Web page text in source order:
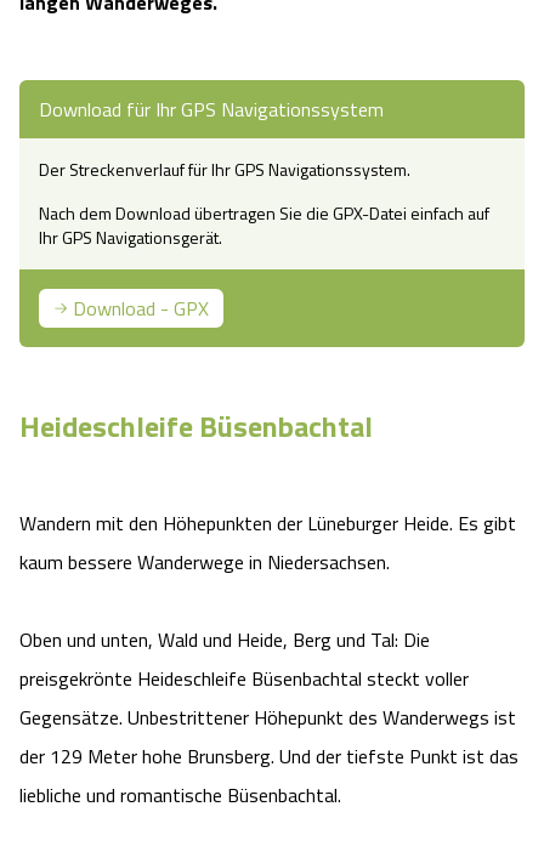
Urlaub auf dem Bauernhof
Urlaub mit Hund
Videos
Shop
Angebote
Kontakt
Kutschen
Regionale Küche
HeideSpezialitäten
Naturhotels
Urlaub mit Hund
Landschaftsführungen
Veranstaltungen
Wildpark Schwarze Berge
Otter Zentrum
Wildpark Müden
Snow World Bispingen
Abenteuerland Trampolin-Park
Adventure District Bispingen
Unterkünfte
Ausflugsziele
Kulinarisches Celle
Unterkünfte Celle
Veranstaltungen & Führungen Celle
Heideschleife Büsenbachtal
Wandern mit den Höhepunkten der Lüneburger Heide. Es gibt
kaum bessere Wanderwege in Niedersachsen.
Oben und unten, Wald und Heide, Berg und Tal: Die
preisgekrönte Heideschleife Büsenbachtal steckt voller
Gegensätze. Unbestrittener Höhepunkt des Wanderwegs ist
der 129 Meter hohe Brunsberg. Und der tiefste Punkt ist das
liebliche und romantische Büsenbachtal.
Download für Ihr GPS Navigationssystem
Der Streckenverlauf für Ihr GPS Navigationssystem.
Nach dem Download übertragen Sie die GPX-Datei einfach auf
Ihr GPS Navigationsgerät.
Download - GPX